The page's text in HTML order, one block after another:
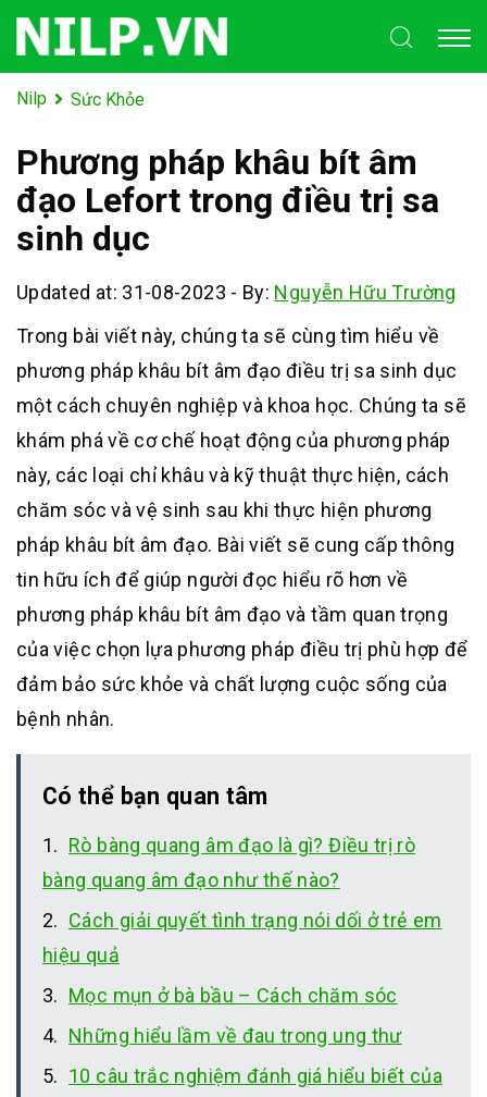
Nilp Sức Khỏe
Phương pháp khâu bít âm
đạo Lefort trong điều trị sa
sinh dục
Updated at: 31-08-2023 - By: Nguyễn Hữu Trường
Trong bài viết này, chúng ta sẽ cùng tìm hiểu về
phương pháp khâu bít âm đạo điều trị sa sinh dục
một cách chuyên nghiệp và khoa học. Chúng ta sẽ
khám phá về cơ chế hoạt động của phương pháp
này, các loại chỉ khâu và kỹ thuật thực hiện, cách
chăm sóc và vệ sinh sau khi thực hiện phương
pháp khâu bít âm đạo. Bài viết sẽ cung cấp thông
tin hữu ích để giúp người đọc hiểu rõ hơn về
phương pháp khâu bít âm đạo và tầm quan trọng
của việc chọn lựa phương pháp điều trị phù hợp để
đảm bảo sức khỏe và chất lượng cuộc sống của
bệnh nhân.
Có thể bạn quan tâm
Rò bàng quang âm đạo là gì? Điều trị rò
bàng quang âm đạo như thế nào?
Cách giải quyết tình trạng nói dối ở trẻ em
hiệu quả
Mọc mụn ở bà bầu – Cách chăm sóc
Những hiểu lầm về đau trong ung thư
10 câu trắc nghiệm đánh giá hiểu biết của